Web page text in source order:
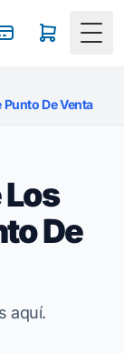
De Venta
De
aquí.